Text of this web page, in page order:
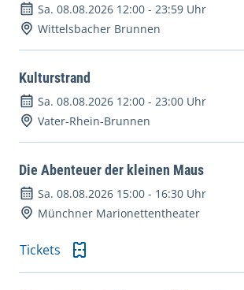
Sa. 08.08.2026 12:00 - 23:59 Uhr
Wittelsbacher Brunnen
Kulturstrand
Sa. 08.08.2026 12:00 - 23:00 Uhr
Vater-Rhein-Brunnen
Die Abenteuer der kleinen Maus
Sa. 08.08.2026 15:00 - 16:30 Uhr
Münchner Marionettentheater
Tickets